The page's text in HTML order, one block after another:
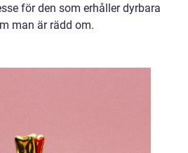
för den som erhåller dyrbara
man är rädd om.